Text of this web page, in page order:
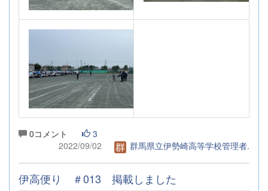
0コメント
3
2022/09/02
群馬県立伊勢崎高等学校管理者.
伊高便り ＃013 掲載しました